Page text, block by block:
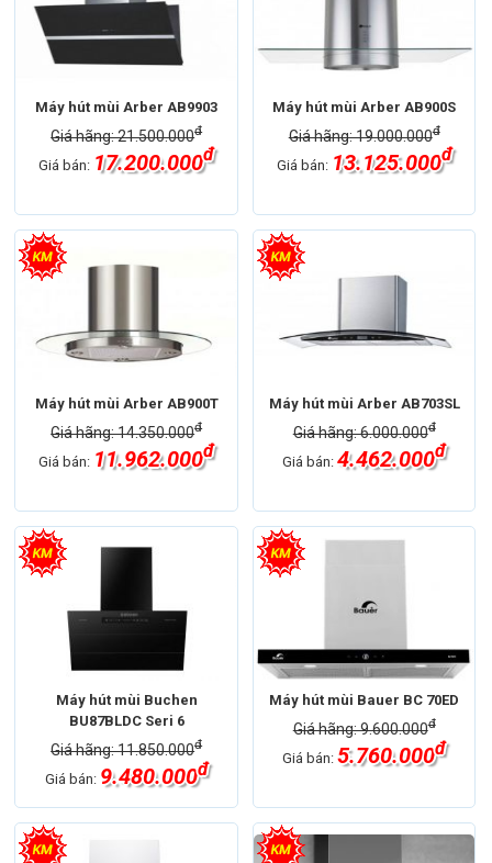
Máy hút mùi Arber AB9903
Giá hãng: 21.500.000đ
Giá bán: 17.200.000đ
Máy hút mùi Arber AB900S
Giá hãng: 19.000.000đ
Giá bán: 13.125.000đ
Máy hút mùi Arber AB900T
Giá hãng: 14.350.000đ
Giá bán: 11.962.000đ
Máy hút mùi Arber AB703SL
Giá hãng: 6.000.000đ
Giá bán:4.462.000đ
Máy hút mùi Buchen
BU87BLDC Seri 6
Giá hãng: 11.850.000đ
Giá bán: 9.480.000đ
Máy hút mùi Bauer BC 70ED
Giá hãng: 9.600.000đ
Giá bán:5.760.000đ